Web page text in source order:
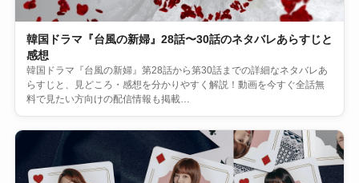
韓国ドラマ『台風の新婦』28話〜30話のネタバレあらすじと
感想
韓国ドラマ『台風の新婦』第28話から第30話までの詳細なネタバレあ
らすじと、見どころ・感想を分かりやすく解説！動画を今すぐ全話無
料で見たい方向けの配信情報も掲載…